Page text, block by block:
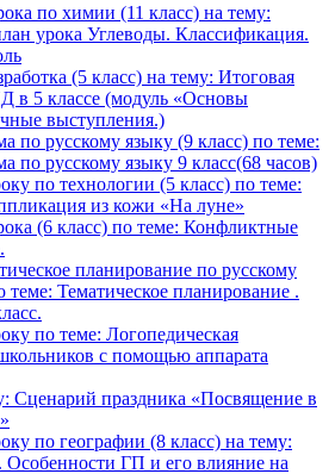
по химии (11 класс) на тему:
урока Углеводы. Классификация.
(5 класс) на тему: Итоговая
в 5 классе (модуль «Основы
выступления.)
по русскому языку (9 класс) по теме:
по русскому языку 9 класс(68 часов)
по технологии (5 класс) по теме:
из кожи «На луне»
(6 класс) по теме: Конфликтные
планирование по русскому
теме: Тематическое планирование .
по теме: Логопедическая
с помощью аппарата
Сценарий праздника «Посвящение в
по географии (8 класс) на тему:
Особенности ГП и его влияние на